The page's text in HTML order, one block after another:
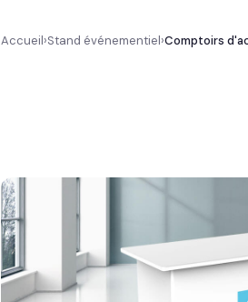
Accueil›Stand événementiel›Comptoirs